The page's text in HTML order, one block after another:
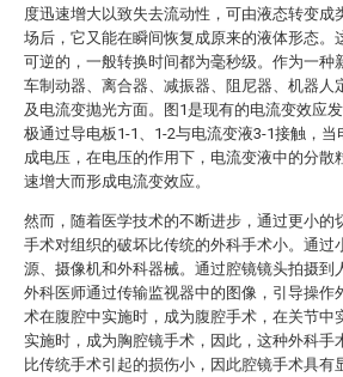
度迅速增大以致失去流动性，可由液态转变
场后，它又能在瞬间恢复成原来的液体形态。
可逆的，一般转换时间都为毫秒级。作为一
车制动器、离合器、减振器、阻尼器、机器人
及电流变抛光方面。图1是现有的电流变效应
极通过导电板1-1、1-2与电流变液3-1接触，
成电压，在电压的作用下，电流变液中的分
速增大而形成电流变效应。
然而，随着医学技术的不断进步，通过更小
手术对组织的破坏比传统的外科手术小。通
源、摄像机和外科器械。通过腔镜镜头拍摄到
外科医师通过传输监视器中的图像，引导操
术在腹腔中实施时，成为腹腔手术，在关节中
实施时，成为胸腔镜手术，因此，这种外科
比传统手术引起的损伤小，因此腔镜手术具有